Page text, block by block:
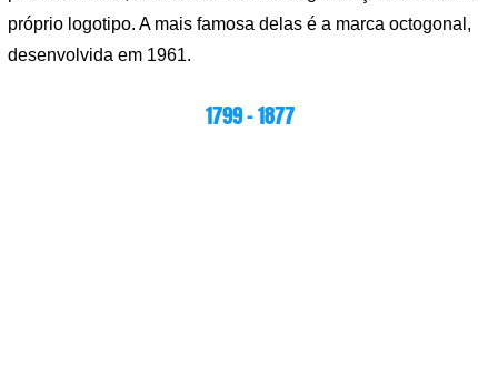
próprio logotipo. A mais famosa delas é a marca octogonal,
desenvolvida em 1961.
1799 – 1877